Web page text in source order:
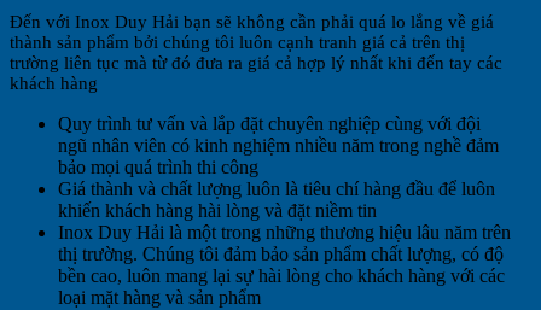
Đến với Inox Duy Hải bạn sẽ không cần phải quá lo lắng về giá
thành sản phẩm bởi chúng tôi luôn cạnh tranh giá cả trên thị
trường liên tục mà từ đó đưa ra giá cả hợp lý nhất khi đến tay các
khách hàng
Quy trình tư vấn và lắp đặt chuyên nghiệp cùng với đội
ngũ nhân viên có kinh nghiệm nhiều năm trong nghề đảm
bảo mọi quá trình thi công
Giá thành và chất lượng luôn là tiêu chí hàng đầu để luôn
khiến khách hàng hài lòng và đặt niềm tin
Inox Duy Hải là một trong những thương hiệu lâu năm trên
thị trường. Chúng tôi đảm bảo sản phẩm chất lượng, có độ
bền cao, luôn mang lại sự hài lòng cho khách hàng với các
loại mặt hàng và sản phẩm